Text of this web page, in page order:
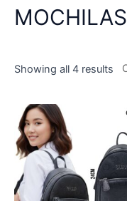
MOCHILAS
Showing all 4 results